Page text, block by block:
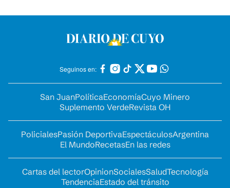
Seguinos en:
San JuanPolíticaEconomíaCuyo Minero
Suplemento VerdeRevista OH
PolicialesPasión DeportivaEspectáculosArgentina
El MundoRecetasEn las redes
Cartas del lectorOpinionSocialesSaludTecnología
TendenciaEstado del tránsito